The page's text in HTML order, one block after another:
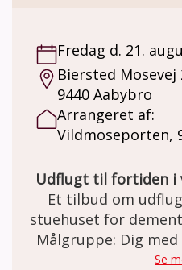
Fredag d. 21.
Biersted Mosevej
9440 Aabybro
Arrangeret af:
Vildmoseporten,
Udflugt til fortiden i
Et tilbud om
stuehuset for
Den gamle
indrettet som
Målgruppe: Dig
Se